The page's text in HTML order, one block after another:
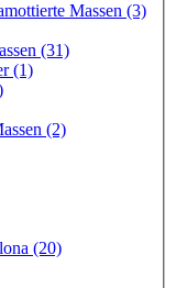
Massen (3)
(31)
(1)
(2)
(20)